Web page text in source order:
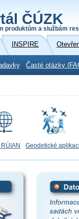
ČÚZK
produktům a službám
INSPIRE
Časté otázky
Geodetické